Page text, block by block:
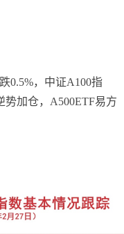
0.5%，中证A100指
势加仓，A500ETF易方